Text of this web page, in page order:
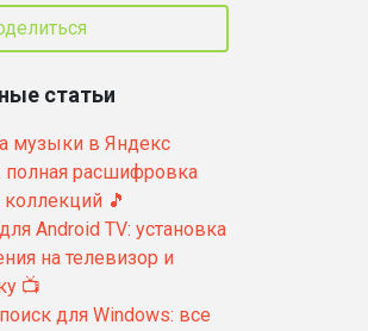
статьи
музыки в Яндекс
расшифровка
🎵
Android TV: установка
на телевизор и
📺
для Windows: все